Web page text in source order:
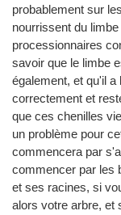
probablement sur
nourrissent du
processionnaires
savoir que le limbe
également, et qu'il
correctement et
que ces chenilles
un problème pour
commencera par
commencer par les
et ses racines, si
alors votre arbre, et